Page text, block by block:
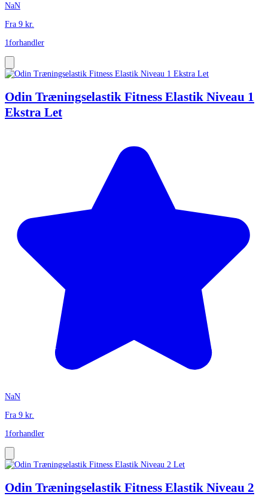
NaN
Fra 9 kr.
1forhandler
Odin Træningselastik Fitness Elastik Niveau 1
Ekstra Let
NaN
Fra 9 kr.
1forhandler
Odin Træningselastik Fitness Elastik Niveau 2